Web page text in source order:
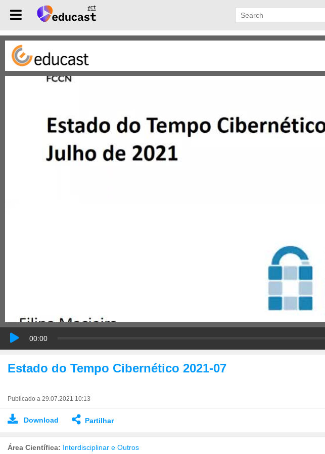
00:00
Estado do Tempo Cibernético 2021-07
Publicado a 29.07.2021 10:13
Download Partilhar
Área Científica: Interdisciplinar e Outros